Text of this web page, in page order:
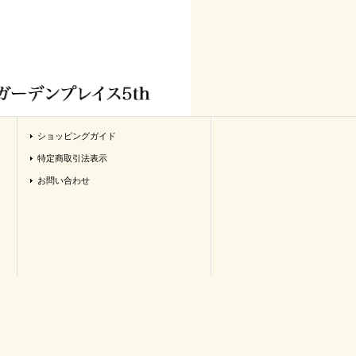
ショッピングガイド
特定商取引法表示
お問い合わせ